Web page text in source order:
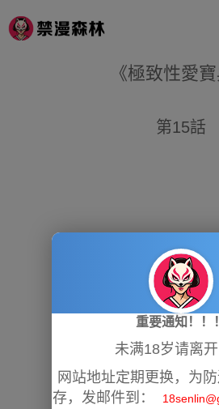
《極致性愛寶
第15話
重要通知！！！
未满18岁请离开
网站地址定期更换，为
存，发邮件到：